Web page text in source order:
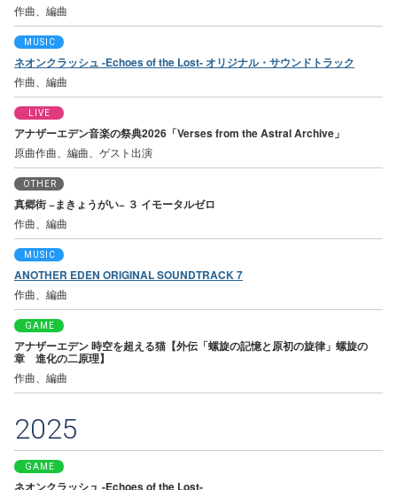
作曲、編曲
MUSIC
ネオンクラッシュ -Echoes of the Lost- オリジナル・サウンドトラック
作曲、編曲
LIVE
アナザーエデン音楽の祭典2026「Verses from the Astral Archive」
原曲作曲、編曲、ゲスト出演
OTHER
真郷街 −まきょうがい− ３ イモータルゼロ
作曲、編曲
MUSIC
ANOTHER EDEN ORIGINAL SOUNDTRACK 7
作曲、編曲
GAME
アナザーエデン 時空を超える猫【外伝「螺旋の記憶と原初の旋律」螺旋の
章 進化の二原理】
作曲、編曲
2025
GAME
ネオンクラッシュ -Echoes of the Lost-